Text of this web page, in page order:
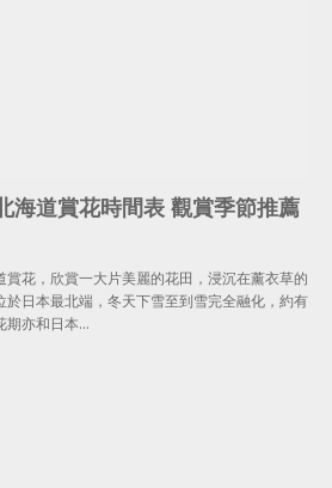
海道賞花時間表 觀賞季節推薦
花，欣賞一大片美麗的花田，浸沉在薰衣草的
日本最北端，冬天下雪至到雪完全融化，約有
期亦和日本…